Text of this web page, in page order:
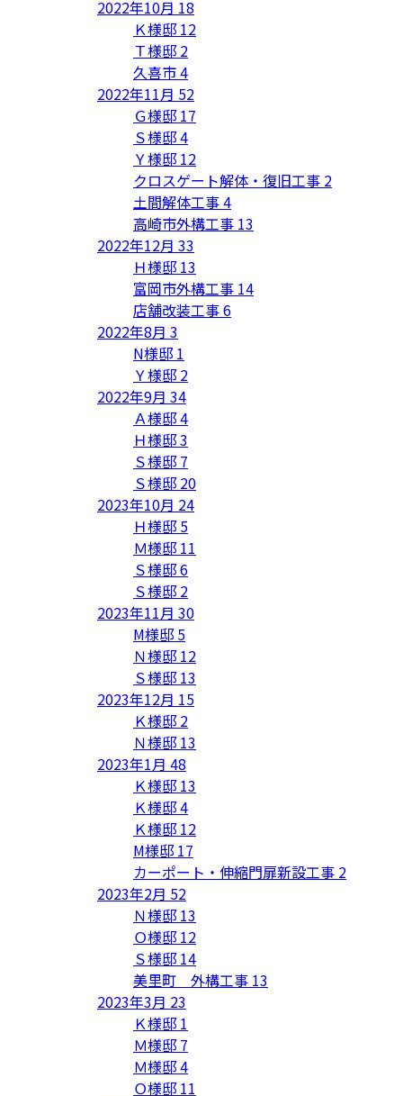
2022年10月 18
Ｋ様邸 12
Ｔ様邸 2
久喜市4
2022年11月 52
Ｇ様邸 17
Ｓ様邸4
Ｙ様邸 12
クロスゲート解体・復旧工事 2
土間解体工事4
高崎市外構工事 13
2022年12月 33
Ｈ様邸 13
富岡市外構工事 14
店舗改装工事6
2022年8月 3
N様邸 1
Ｙ様邸 2
2022年9月 34
Ａ様邸4
Ｈ様邸3
Ｓ様邸 7
Ｓ様邸 20
2023年10月 24
Ｈ様邸 5
Ｍ様邸 11
Ｓ様邸6
Ｓ様邸 2
2023年11月 30
M様邸 5
Ｎ様邸 12
Ｓ様邸 13
2023年12月 15
Ｋ様邸 2
Ｎ様邸 13
2023年1月 48
Ｋ様邸 13
Ｋ様邸4
Ｋ様邸 12
M様邸 17
カーポート・伸縮門扉新設工事 2
2023年2月 52
Ｎ様邸 13
Ｏ様邸 12
Ｓ様邸 14
美里町 外構工事 13
2023年3月 23
Ｋ様邸 1
Ｍ様邸 7
Ｍ様邸4
Ｏ様邸 11